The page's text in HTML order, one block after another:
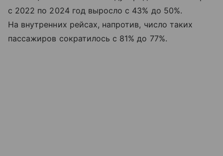
с 2022 по 2024 год выросло с 43% до 50%.
На внутренних рейсах, напротив, число таких
пассажиров сократилось с 81% до 77%.